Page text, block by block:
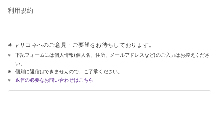
利用規約
キャリコネへのご意見・ご要望をお待ちしております。
下記フォームには個人情報(個人名、住所、メールアドレスなど)のご入力はお控えくださ
い。
個別に返信はできませんので、ご了承ください。
返信の必要なお問い合わせはこちら